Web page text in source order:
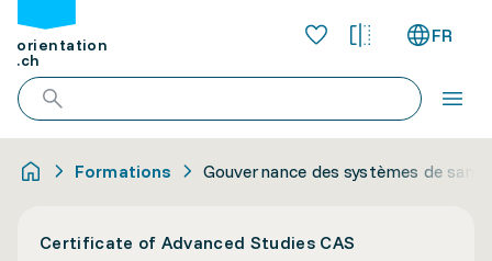
orientation
.ch
FR
Formations Gouvernance des systèmes de santé
Certificate of Advanced Studies CAS